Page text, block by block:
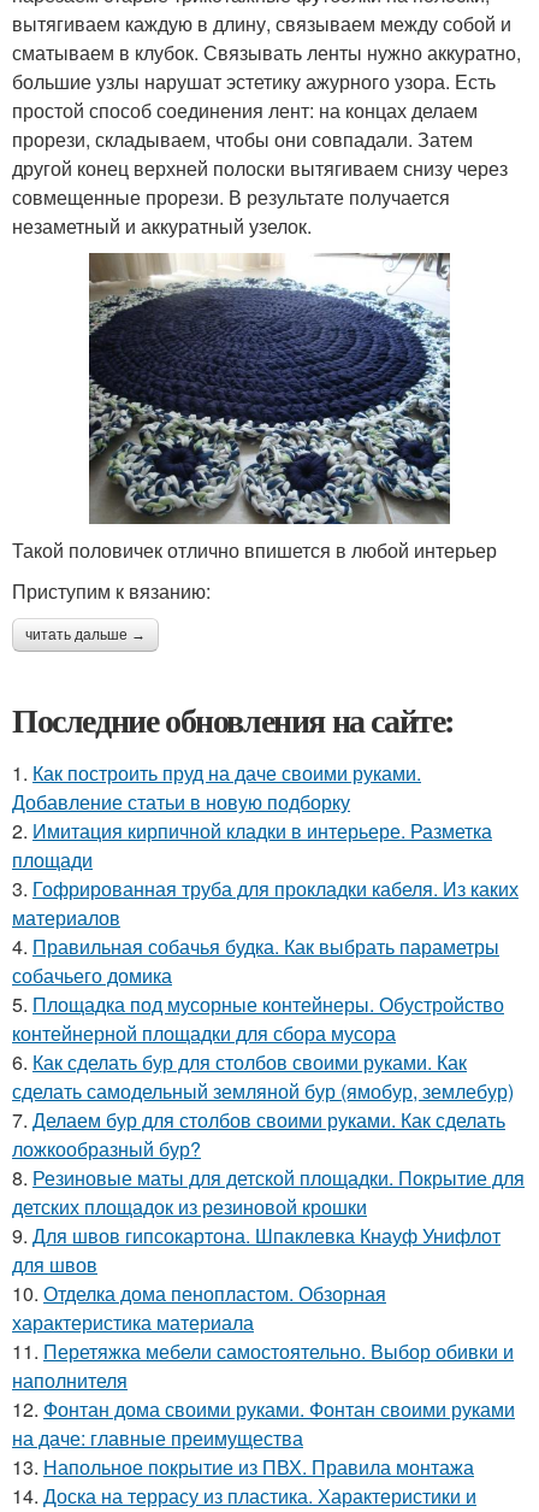
вытягиваем каждую в длину, связываем между собой и
сматываем в клубок. Связывать ленты нужно аккуратно,
большие узлы нарушат эстетику ажурного узора. Есть
простой способ соединения лент: на концах делаем
прорези, складываем, чтобы они совпадали. Затем
другой конец верхней полоски вытягиваем снизу через
совмещенные прорези. В результате получается
незаметный и аккуратный узелок.
Такой половичек отлично впишется в любой интерьер
Приступим к вязанию:
читать дальше →
Последние обновления на сайте:
1. Как построить пруд на даче своими руками.
Добавление статьи в новую подборку
2. Имитация кирпичной кладки в интерьере. Разметка
площади
3. Гофрированная труба для прокладки кабеля. Из каких
материалов
4. Правильная собачья будка. Как выбрать параметры
собачьего домика
5. Площадка под мусорные контейнеры. Обустройство
контейнерной площадки для сбора мусора
6. Как сделать бур для столбов своими руками. Как
сделать самодельный земляной бур (ямобур, землебур)
7. Делаем бур для столбов своими руками. Как сделать
ложкообразный бур?
8. Резиновые маты для детской площадки. Покрытие для
детских площадок из резиновой крошки
9. Для швов гипсокартона. Шпаклевка Кнауф Унифлот
для швов
10. Отделка дома пенопластом. Обзорная
характеристика материала
11. Перетяжка мебели самостоятельно. Выбор обивки и
наполнителя
12. Фонтан дома своими руками. Фонтан своими руками
на даче: главные преимущества
13. Напольное покрытие из ПВХ. Правила монтажа
14. Доска на террасу из пластика. Характеристики и